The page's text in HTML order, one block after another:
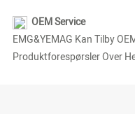
OEM Service
EMG&YEMAG Kan Tilby
Produktforespørsler Over